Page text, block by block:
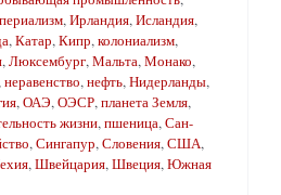
,Ирландия,Исландия,
,Катар,Кипр,колониализм,
,Люксембург,Мальта,Монако,
неравенство,нефть,Нидерланды,
,ОАЭ,ОЭСР,планета Земля,
жизни,пшеница,Сан-
,Сингапур,Словения,США,
,Швейцария,Швеция,Южная